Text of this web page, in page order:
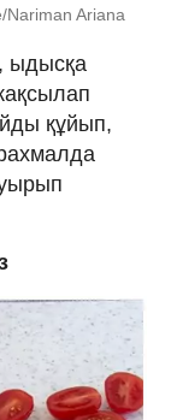
Ariana
ыдысқа
құйып,